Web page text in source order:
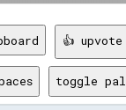
👍 upvote
toggle